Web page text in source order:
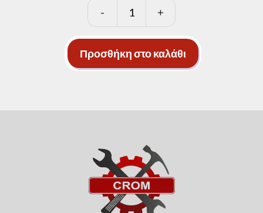
-
Κόφτης
DTM
33x33
ποσότητα
+
Προσθήκη στο καλάθι